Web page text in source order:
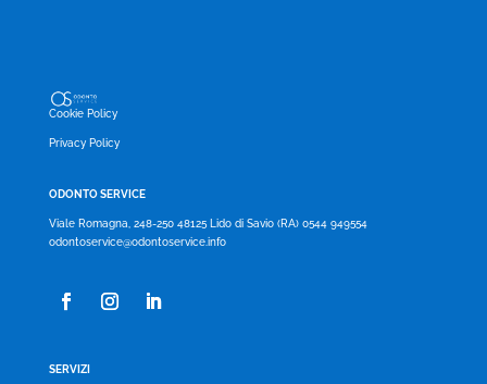
Cookie Policy
Privacy Policy
ODONTO SERVICE
Viale Romagna, 248-250 48125 Lido di Savio (RA) 0544 949554
odontoservice@odontoservice.info
SERVIZI